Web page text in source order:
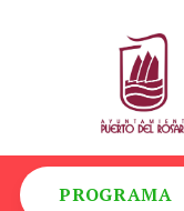
PROGRAMA